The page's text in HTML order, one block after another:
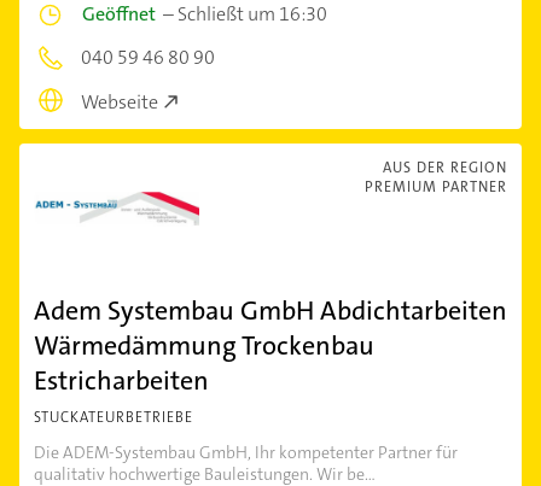
Geöffnet –Schließt um 16:30
040 59 46 80 90
Webseite
AUS DER REGION
PREMIUM PARTNER
Adem Systembau GmbH Abdichtarbeiten
Wärmedämmung Trockenbau
Estricharbeiten
STUCKATEURBETRIEBE
Die ADEM-Systembau GmbH, Ihr kompetenter Partner für
qualitativ hochwertige Bauleistungen. Wir be...